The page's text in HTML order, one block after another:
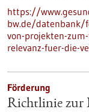
https://
bw.de/datenbank/
von-projekten-
relevanz-fuer-die-
Förderung
Richtlinie zur